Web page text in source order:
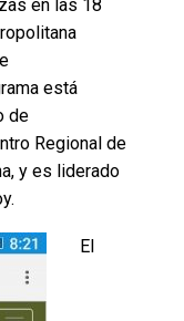
en las 18
está
de
Regional de
y es liderado
El